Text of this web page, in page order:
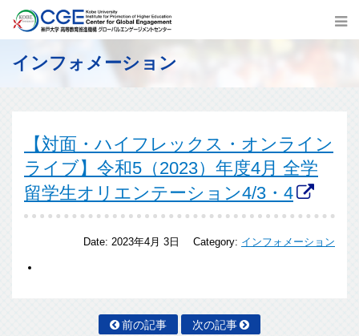
インフォメーション
【対面・ハイフレックス・オンライン
ライブ】令和5（2023）年度4月 全学
留学生オリエンテーション4/3・4
Date:2023年4月 3日 Category: インフォメーション
前の記事 次の記事